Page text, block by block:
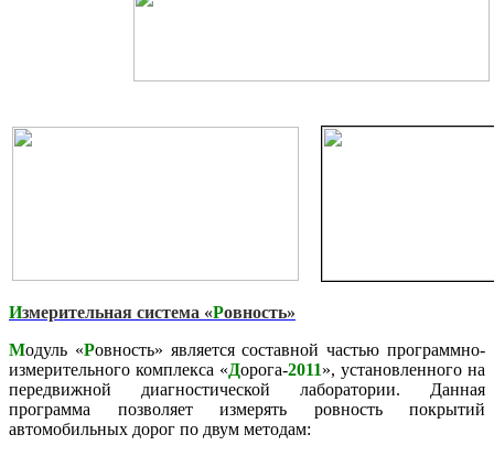
Измерительная система «Ровность»
Модуль «Ровность» является составной частью программно-
измерительного комплекса «Дорога-2011», установленного на
передвижной диагностической лаборатории. Данная
программа позволяет измерять ровность покрытий
автомобильных дорог по двум методам: